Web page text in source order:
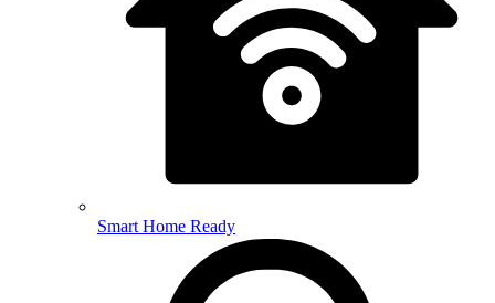
Smart Home Ready